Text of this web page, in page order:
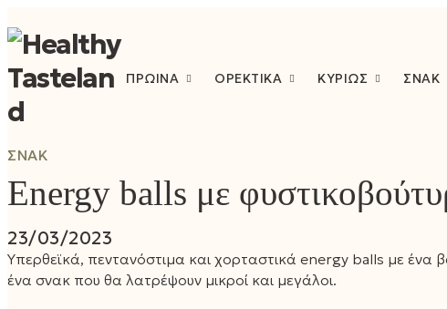
ΠΡΩΙΝΆ ΟΡΕΚΤΙΚΆ ΚΥΡΊΩΣ ΣΝΑΚ
ΣΝΑΚ
Energy balls με
23/03/2023
Υπερθεϊκά, πεντανόστιμα και χορταστικά energy balls με ένα
ένα σνακ που θα λατρέψουν μικροί και μεγάλοι.